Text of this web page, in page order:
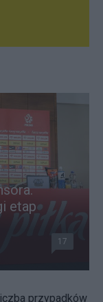
etap
17
przypadków